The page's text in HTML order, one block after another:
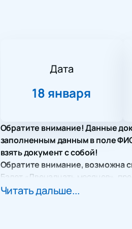
Дата
18 января
Обратите внимание! Данные
заполненным данным в поле
взять документ с собой!
Обратите внимание, возможна
Балет «Двенадцать месяцев»,
чарующий мир искусства. Эта
Читать дальше...